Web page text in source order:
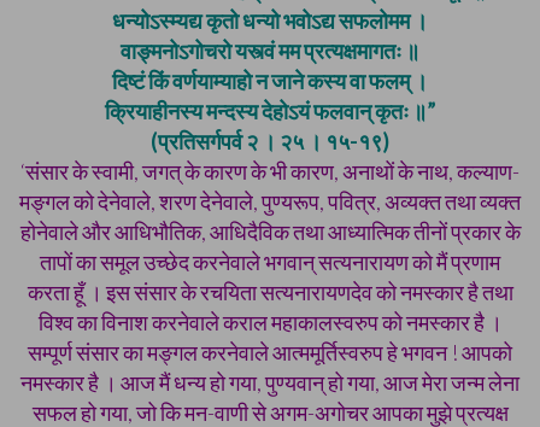
धन्योऽस्म्यद्य कृतो धन्यो भवोऽद्य सफलोमम ।
वाङ्मनोऽगोचरो यस्त्वं मम प्रत्यक्षमागतः ॥
दिष्टं किं वर्णयाम्याहो न जाने कस्य वा फलम् ।
क्रियाहीनस्य मन्दस्य देहोऽयं फलवान् कृतः ॥”
(प्रतिसर्गपर्व २ । २५ । १५-१९)
‘संसार के स्वामी, जगत् के कारण के भी कारण, अनाथों के नाथ, कल्याण-
मङ्गल को देनेवाले, शरण देनेवाले, पुण्यरूप, पवित्र, अव्यक्त तथा व्यक्त
होनेवाले और आधिभौतिक, आधिदैविक तथा आध्यात्मिक तीनों प्रकार के
तापों का समूल उच्छेद करनेवाले भगवान् सत्यनारायण को मैं प्रणाम
करता हूँ । इस संसार के रचयिता सत्यनारायणदेव को नमस्कार है तथा
विश्व का विनाश करनेवाले कराल महाकालस्वरुप को नमस्कार है ।
सम्पूर्ण संसार का मङ्गल करनेवाले आत्ममूर्तिस्वरुप हे भगवन ! आपको
नमस्कार है । आज मैं धन्य हो गया, पुण्यवान् हो गया, आज मेरा जन्म लेना
सफल हो गया, जो कि मन-वाणी से अगम-अगोचर आपका मुझे प्रत्यक्ष